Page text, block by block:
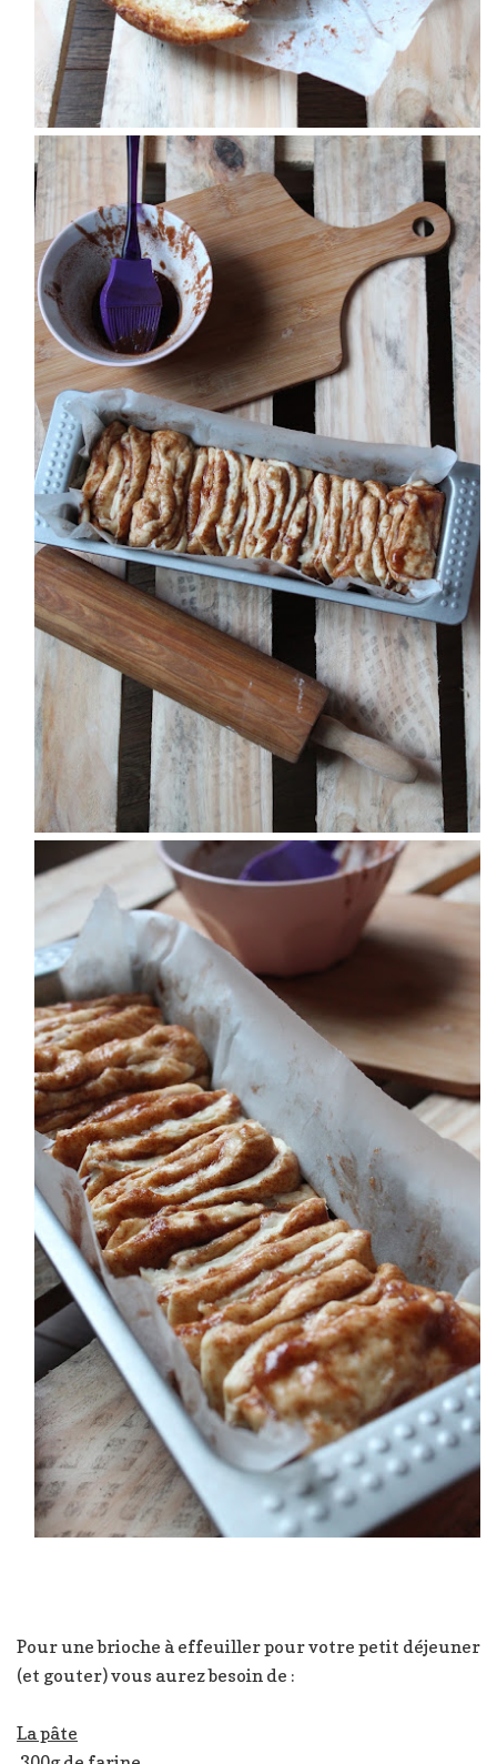
Pour une brioche à effeuiller pour votre petit déjeuner
(et gouter) vous aurez besoin de :
La pâte